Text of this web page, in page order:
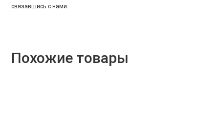
связавшись с нами
Похожие товары